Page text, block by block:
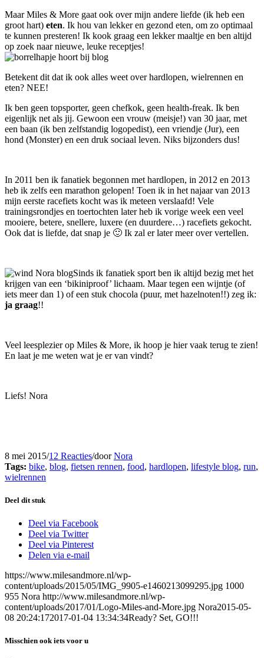
Maar Miles & More gaat ook over mijn andere liefde (ik heb een
groot hart) eten. Ik hou van lekker en gezond eten, om zo optimaal
te kunnen presteren! Ik kook graag een lekker maaltje en ben altijd
op zoek naar nieuwe, leuke receptjes!
Betekent dit dat ik ook alles weet over hardlopen, wielrennen en
eten? NEE!
Ik ben geen topsporter, geen chefkok, geen health-freak. Ik ben
eigenlijk net als jij. Gewoon een vrouw (meisje!) van 30 jaar, met
een baan (ik ben zelfstandig logopedist), een vriendje (Jur), een
hond (Monster) en een druk sociaal leven. Niks bijzonders dus!
In 2011 ben ik fanatiek begonnen met hardlopen, in 2012 en 2013
heb ik zelfs een marathon gelopen! Toen ik in het najaar van 2013
mijn eerste racefiets kocht was ik meteen verslaafd! Vele
trainingsrondjes en toertochten later heb ik vorige week een veel
mooiere, betere, snellere, luxere (en duurdere…) racefiets gekocht.
Ook dat is liefde, dat snap je 🙂 Ik zal er later meer over vertellen.
Sinds ik fanatiek sport ben ik altijd bezig met het
krijgen van een ‘bikiniproof’ lichaam. Maar tegen een wijntje (of
iets meer dan 1) of een stuk chocola (puur, met hazelnoten!!) zeg ik:
ja graag!!
Veel leesplezier op Miles & More, ik hoop je hier vaak terug te zien!
En laat je me weten wat je er van vindt?
Liefs! Nora
8 mei 2015/12 Reacties/doorNora
Tags: bike, blog, fietsen rennen, food, hardlopen, lifestyle blog, run,
wielrennen
Deel dit stuk
Deel via Facebook
Deel via Twitter
Deel via Pinterest
Delen via e-mail
https://www.milesandmore.nl/wp-
content/uploads/2015/05/IMG_9905-e1460213099295.jpg 1000
955 Nora http://www.milesandmore.nl/wp-
content/uploads/2017/01/Logo-Miles-and-More.jpg Nora2015-05-
08 20:24:172017-01-04 13:34:34Ready? Set, GO!!!
Misschien ook iets voor u